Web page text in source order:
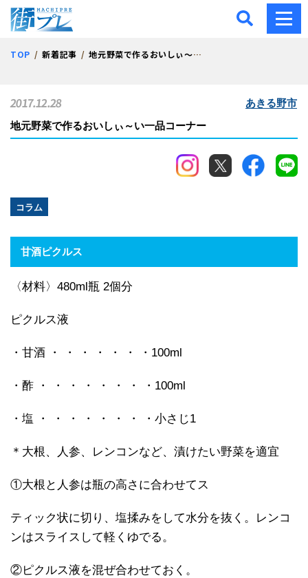
街プレ -東京・西多摩の
TOP 新着記事 地元野菜で作るおいしぃ～い一品コーナー
地元野菜で作るおいしぃ～い一品コーナー
コラム
2017.12.28 あきる野市
甘酒ピクルス
〈材料〉480ml瓶 2個分
ピクルス液
・甘酒 ・ ・ ・ ・ ・ ・ ・100ml
・酢 ・ ・ ・ ・ ・ ・ ・ ・100ml
・塩 ・ ・ ・ ・ ・ ・ ・ ・小さじ1
＊大根、人参、レンコンなど、漬けたい野菜を適宜
①大根と人参は瓶の高さに合わせてス
ティック状に切り、塩揉みをして水分を抜く。レンコ
ンはスライスして軽くゆでる。
②ピクルス液を混ぜ合わせておく。